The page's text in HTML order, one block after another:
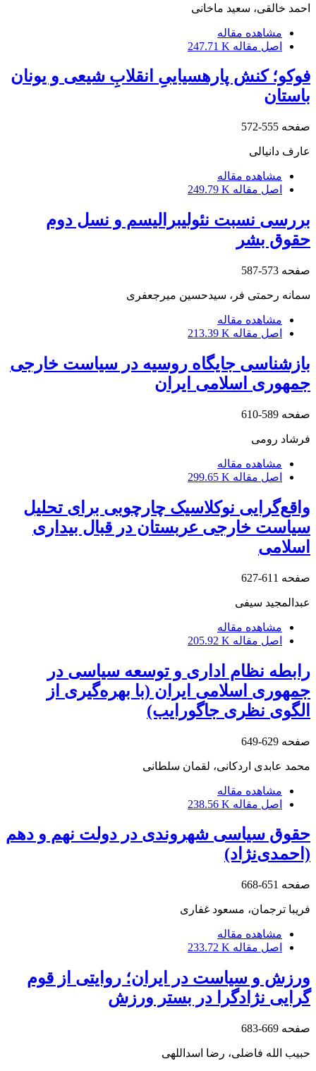
احمد خالقی، سعید ماخانی
مشاهده مقاله
اصل مقاله 247.71 K
فوکو؛ کنش پارهسیاییِ انقلابِ شیعی و یونان
باستان
صفحه 555-572
عارف دانیالی
مشاهده مقاله
اصل مقاله 249.79 K
بررسی نسبت نئولیبرالیسم و نسل دوم
حقوق بشر
صفحه 573-587
سمانه رحمتی فر، سیدحسین میرجعفری
مشاهده مقاله
اصل مقاله 213.39 K
بازشناسی جایگاه روسیه در سیاست خارجی
جمهوری اسلامی ایران
صفحه 589-610
فرشاد رومی
مشاهده مقاله
اصل مقاله 299.65 K
واقع‌گرایی نوکلاسیک چارچوبی برای تحلیل
سیاست خارجی عربستان در قبال بیداری
اسلامی
صفحه 611-627
عبدالمجید سیفی
مشاهده مقاله
اصل مقاله 205.92 K
رابطه نظام اداری و توسعه سیاسی در
جمهوری اسلامی ایران (با بهره‌گیری از
الگوی نظری جاگورایب)
صفحه 629-649
محمد عابدی اردکانی، لقمان سلطانی
مشاهده مقاله
اصل مقاله 238.56 K
حقوق سیاسی شهروندی در دولت نهم و دهم
(احمدی‌نژاد)
صفحه 651-668
فریبا ترجمان، مسعود غفاری
مشاهده مقاله
اصل مقاله 233.72 K
ورزش و سیاست در ایران؛ روایتی از قوم
گرایی نژادگرا در بستر ورزش
صفحه 669-683
حبیب الله فاضلی، رضا اسداللهی